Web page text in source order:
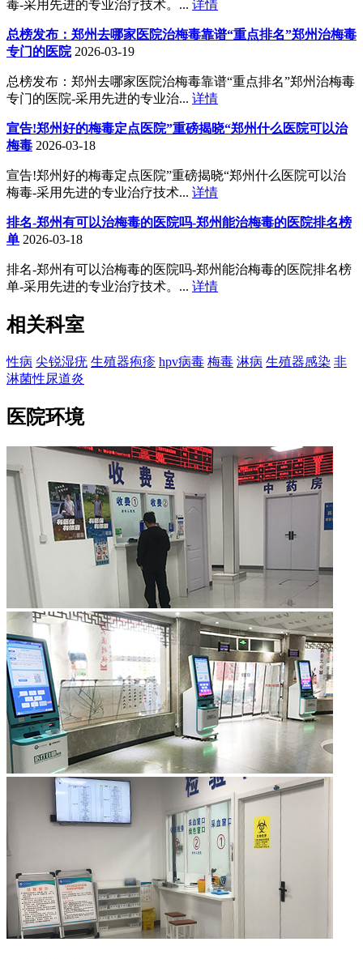
毒-采用先进的专业治疗技术。... 详情
总榜发布：郑州去哪家医院治梅毒靠谱“重点排名”郑州治梅毒
专门的医院 2026-03-19
总榜发布：郑州去哪家医院治梅毒靠谱“重点排名”郑州治梅毒
专门的医院-采用先进的专业治... 详情
宣告!郑州好的梅毒定点医院”重磅揭晓“郑州什么医院可以治
梅毒 2026-03-18
宣告!郑州好的梅毒定点医院”重磅揭晓“郑州什么医院可以治
梅毒-采用先进的专业治疗技术... 详情
排名-郑州有可以治梅毒的医院吗-郑州能治梅毒的医院排名榜
单 2026-03-18
排名-郑州有可以治梅毒的医院吗-郑州能治梅毒的医院排名榜
单-采用先进的专业治疗技术。... 详情
相关科室
性病 尖锐湿疣 生殖器疱疹 hpv病毒 梅毒 淋病 生殖器感染 非
淋菌性尿道炎
医院环境